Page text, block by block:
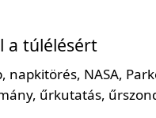
a túlélésért